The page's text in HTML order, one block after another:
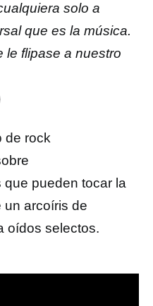
solo a
que es la música.
le flipase a nuestro
de rock
pueden tocar la
un arcoíris de
oídos selectos.